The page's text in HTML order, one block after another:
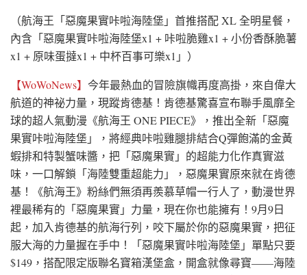
（航海王「惡魔果實咔啦海陸堡」首推搭配 XL 全明星餐，
內含「惡魔果實咔啦海陸堡x1 + 咔啦脆雞x1 + 小份香酥脆薯
x1 + 原味蛋撻x1 + 中杯百事可樂x1」）
【WoWoNews】 今年最熱血的冒險旗幟再度高掛，來自偉大
航道的神祕力量，現蹤肯德基！肯德基驚喜宣布聯手風靡全
球的超人氣動漫《航海王 ONE PIECE》，推出全新「惡魔
果實咔啦海陸堡」，將經典咔啦雞腿排結合Q彈飽滿的金黃
蝦排和特製蟹味醬，把「惡魔果實」的超能力化作真實滋
味，一口解鎖「海陸雙重超能力」，惡魔果實原來就在肯德
基！《航海王》粉絲們無須再羨慕草帽一行人了，動漫世界
裡最稀有的「惡魔果實」力量，現在你也能擁有！9月9日
起，加入肯德基的航海行列，咬下屬於你的惡魔果實，把征
服大海的力量握在手中！「惡魔果實咔啦海陸堡」單點只要
$149，搭配限定版聯名寶箱漢堡盒，開盒就像尋寶——海陸